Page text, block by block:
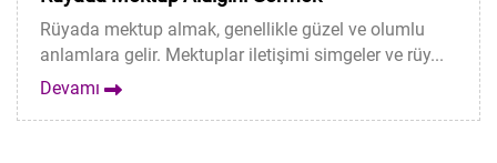
Rüyada mektup almak, genellikle güzel ve olumlu
anlamlara gelir. Mektuplar iletişimi simgeler ve rüy...
Devamı